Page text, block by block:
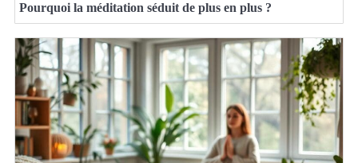
Pourquoi la méditation séduit de plus en plus ?